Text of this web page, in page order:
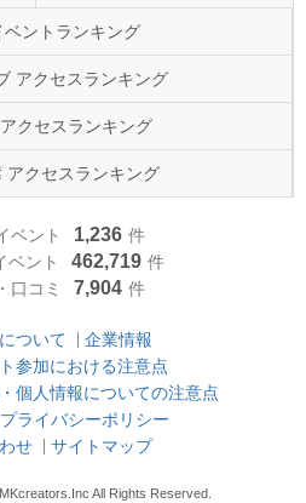
ベントランキング
アクセスランキング
クセスランキング
アクセスランキング
ベント 1,236 件
ベント
462,719 件
口コミ
7,904 件
ついて
企業情報
参加における注意点
個人情報についての注意点
プライバシーポリシー
せ
サイトマップ
All Rights Reserved.